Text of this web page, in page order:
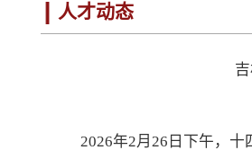
人才动态
2026年2月26日下午，十